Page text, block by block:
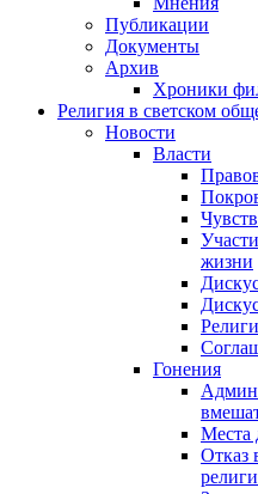
Публикации
Документы
Архив
Хроники
Религия в светском
Новости
Власти
жизни
Гонения
Места
Отказ